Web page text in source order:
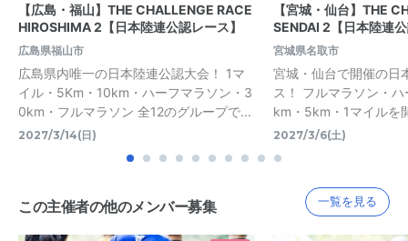
【広島・福山】THE CHALLENGE RACE
HIROSHIMA 2【日本陸連公認レース】
広島県福山市
広島県内唯一の日本陸連公認大会！ 1マ
イル・5Km・10km・ハーフマラソン・3
0km・フルマラソン 全12のグループで...
2027/3/14(日)
【宮城・仙台】THE
SENDAI 2【日本陸連
宮城県名取市
宮城・仙台で開催の日
ス！ フルマラソン・
km・5km・1マイルを
2027/3/6(土)
この主催者の他のメンバー募集 一覧を見る